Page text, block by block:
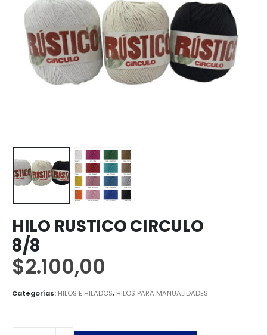
HILO RUSTICO CIRCULO
8/8
$2.100,00
Categorías: HILOS E HILADOS, HILOS PARA MANUALIDADES